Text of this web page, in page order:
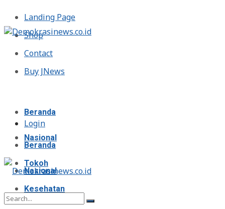
Landing Page
Shop
Contact
Buy JNews
Login
Beranda
Nasional
Tokoh
Kesehatan
Beranda
Nasional
Tokoh